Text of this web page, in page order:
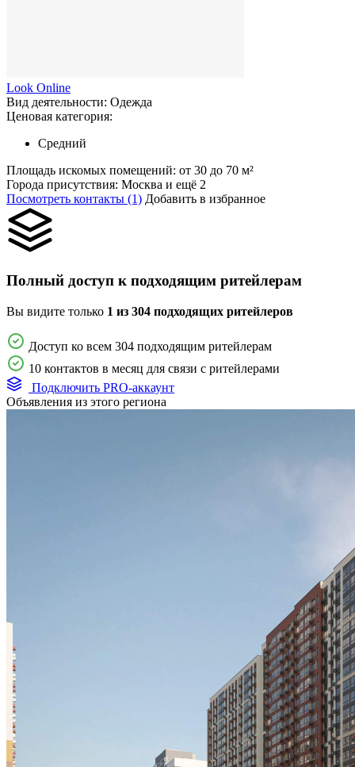
Look Online
Вид деятельности: Одежда
Ценовая категория:
Средний
Площадь искомых помещений: от 30 до 70 м²
Города присутствия: Москва и ещё 2
Посмотреть контакты (1) Добавить в избранное
Полный доступ к подходящим ритейлерам
Вы видите только 1 из 304 подходящих ритейлеров
Доступ ко всем 304 подходящим ритейлерам
10 контактов в месяц для связи с ритейлерами
Подключить PRO-аккаунт
Объявления из этого региона